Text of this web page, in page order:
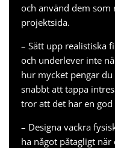
och använd dem
projektsida.
– Sätt upp realistiska
och underlever inte
hur mycket pengar
snabbt att tappa
tror att det har en
– Designa vackra
ha något påtagligt